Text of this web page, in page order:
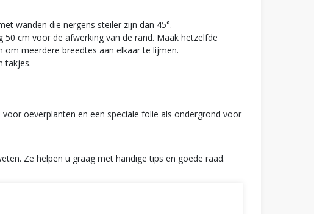
wanden die nergens steiler zijn dan 45°.
cm voor de afwerking van de rand. Maak hetzelfde
meerdere breedtes aan elkaar te lijmen.
takjes.
oeverplanten en een speciale folie als ondergrond voor
Ze helpen u graag met handige tips en goede raad.